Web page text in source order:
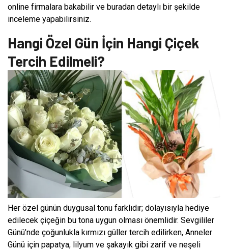
online firmalara bakabilir ve buradan detaylı bir şekilde
inceleme yapabilirsiniz.
Hangi Özel Gün İçin Hangi Çiçek
Tercih Edilmeli?
Her özel günün duygusal tonu farklıdır; dolayısıyla hediye
edilecek çiçeğin bu tona uygun olması önemlidir. Sevgililer
Günü’nde çoğunlukla kırmızı güller tercih edilirken, Anneler
Günü için papatya, lilyum ve şakayık gibi zarif ve neşeli